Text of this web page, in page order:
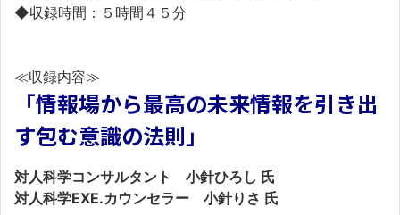
◆収録時間：５時間４５分
≪収録内容≫
「情報場から最高の未来情報を引き出
す包む意識の法則」
対人科学コンサルタント 小針ひろし 氏
対人科学EXE.カウンセラー 小針りさ 氏